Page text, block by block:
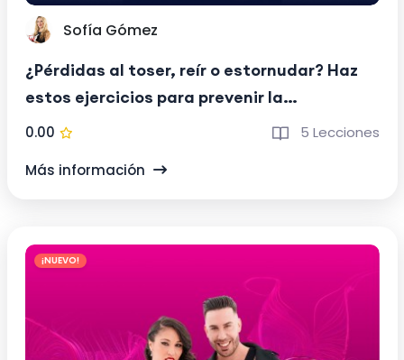
Sofía Gómez
¿Pérdidas al toser, reír o estornudar? Haz
estos ejercicios para prevenir la
Incontinencia Urinaria de Esfuerzo - Suelo
0.00
5 Lecciones
Más información
¡NUEVO!